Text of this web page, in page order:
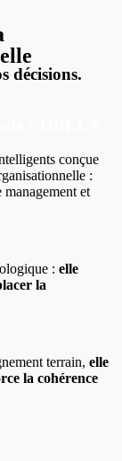
décisions.
conçue
:
et
: elle
la
terrain, elle
la cohérence